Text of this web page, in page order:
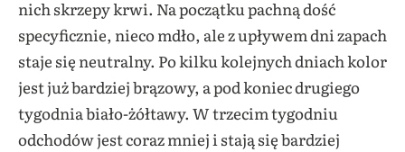
nich skrzepy krwi. Na początku pachną dość
specyficznie, nieco mdło, ale z upływem dni zapach
staje się neutralny. Po kilku kolejnych dniach kolor
jest już bardziej brązowy, a pod koniec drugiego
tygodnia biało-żółtawy. W trzecim tygodniu
odchodów jest coraz mniej i stają się bardziej